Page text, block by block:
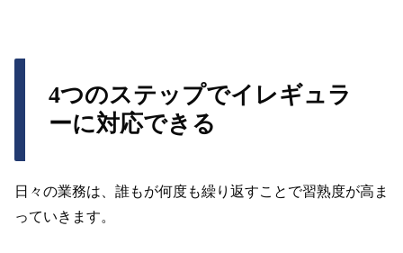
4つのステップでイレギュラ
ーに対応できる
日々の業務は、誰もが何度も繰り返すことで習熟度が高ま
っていきます。